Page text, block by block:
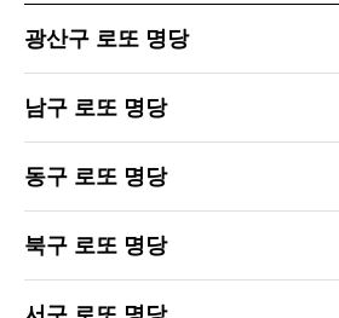
광산구 로또 명당
남구 로또 명당
동구 로또 명당
북구 로또 명당